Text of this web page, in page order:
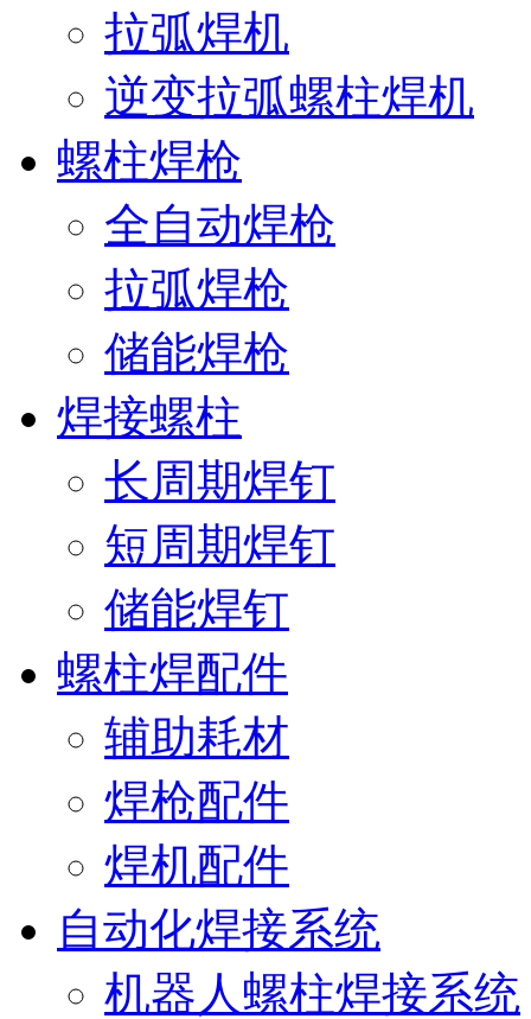
拉弧焊机
逆变拉弧螺柱焊机
螺柱焊枪
全自动焊枪
拉弧焊枪
储能焊枪
焊接螺柱
长周期焊钉
短周期焊钉
储能焊钉
螺柱焊配件
辅助耗材
焊枪配件
焊机配件
自动化焊接系统
机器人螺柱焊接系统